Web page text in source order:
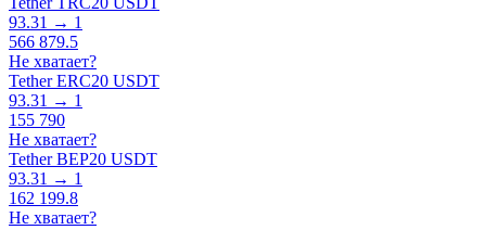
93.31 → 1
566 879.5
Не хватает?
Tether ERC20 USDT
93.31 → 1
155 790
Не хватает?
Tether BEP20 USDT
93.31 → 1
162 199.8
Не хватает?